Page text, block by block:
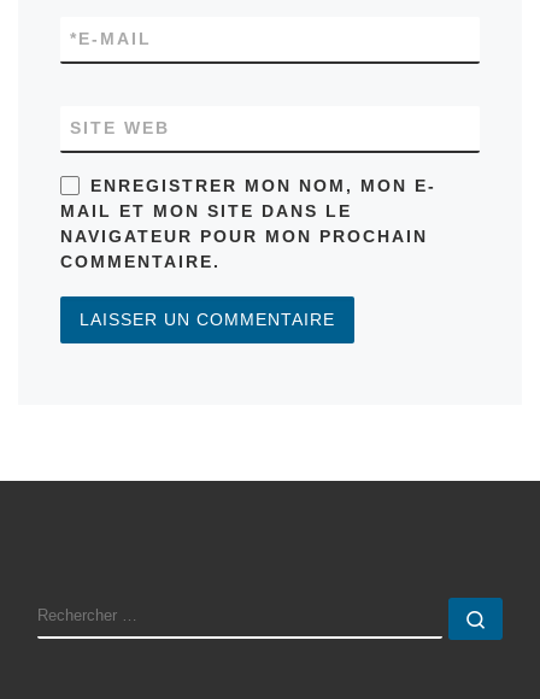
E-MAIL
*
SITE WEB
ENREGISTRER MON NOM, MON E-
MAIL ET MON SITE DANS LE
NAVIGATEUR POUR MON PROCHAIN
COMMENTAIRE.
RECHERCHER